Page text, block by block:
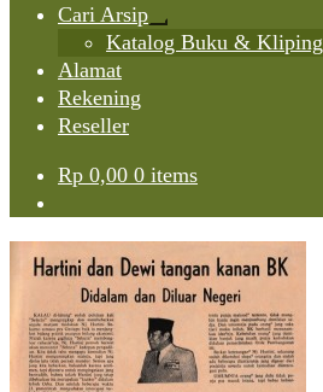
Cari Arsip
Expand
child
Katalog Buku & Kliping
Alamat
Rekening
Reseller
Rp 0,00 0 items